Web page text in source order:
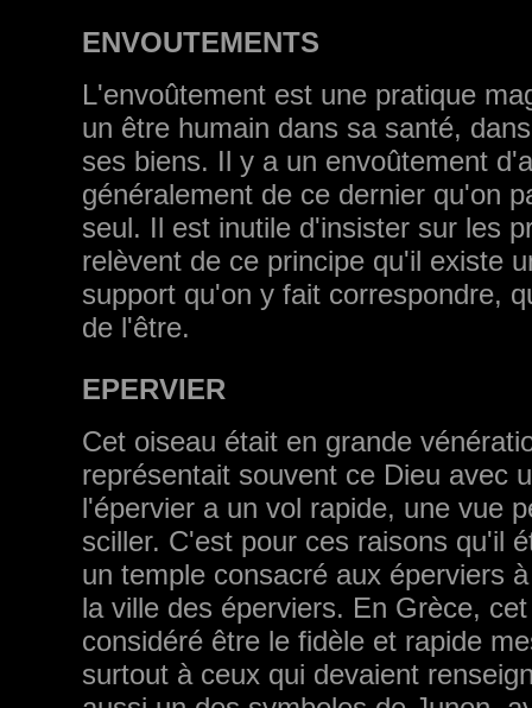
ENVOUTEMENTS
L'envoûtement est une pratique
un être humain dans sa santé,
ses biens. Il y a un envoûtement
généralement de ce dernier qu'on
seul. Il est inutile d'insister sur les
relèvent de ce prin­cipe qu'il existe
support qu'on y fait correspondre,
de l'être.
EPERVIER
Cet oiseau était en grande
représentait souvent ce Dieu avec
l'épervier a un vol rapide, une vue
sciller. C'est pour ces raisons qu'il
un temple consacré aux éper­viers
la ville des éperviers. En Grèce,
considéré être le fidèle et rapide
surtout à ceux qui devaient